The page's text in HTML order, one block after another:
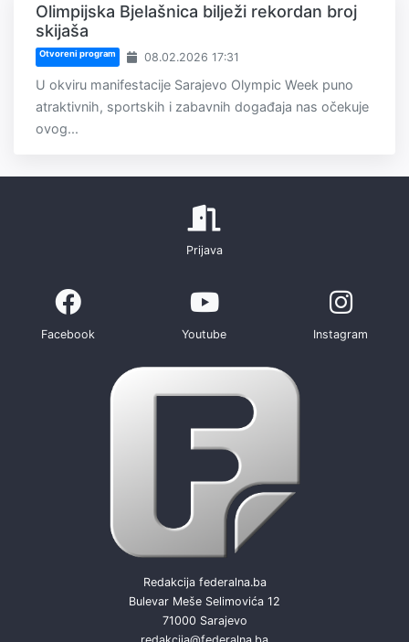
Olimpijska Bjelašnica bilježi rekordan broj
skijaša
Otvoreni program 08.02.2026 17:31
U okviru manifestacije Sarajevo Olympic Week puno
atraktivnih, sportskih i zabavnih događaja nas očekuje
ovog...
Prijava
Facebook Youtube Instagram
Redakcija federalna.ba
Bulevar Meše Selimovića 12
71000 Sarajevo